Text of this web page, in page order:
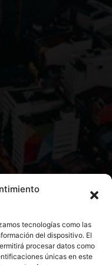
tecnologías como las
del dispositivo. El
procesar datos como
únicas en este